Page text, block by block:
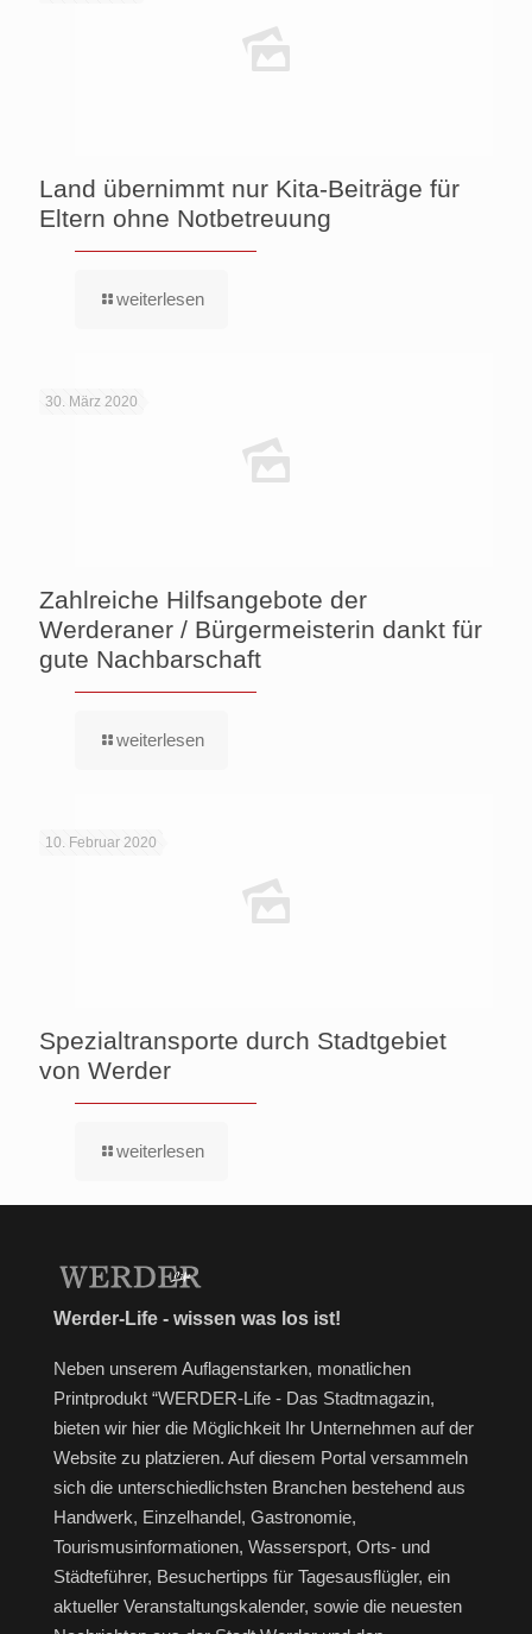
Land übernimmt nur Kita-Beiträge für
Eltern ohne Notbetreuung
weiterlesen
30. März 2020
Zahlreiche Hilfsangebote der
Werderaner / Bürgermeisterin dankt für
gute Nachbarschaft
weiterlesen
10. Februar 2020
Spezialtransporte durch Stadtgebiet
von Werder
weiterlesen
Werder-Life - wissen was los ist!
Neben unserem Auflagenstarken, monatlichen
Printprodukt “WERDER-Life - Das Stadtmagazin,
bieten wir hier die Möglichkeit Ihr Unternehmen auf der
Website zu platzieren. Auf diesem Portal versammeln
sich die unterschiedlichsten Branchen bestehend aus
Handwerk, Einzelhandel, Gastronomie,
Tourismusinformationen, Wassersport, Orts- und
Städteführer, Besuchertipps für Tagesausflügler, ein
aktueller Veranstaltungskalender, sowie die neuesten